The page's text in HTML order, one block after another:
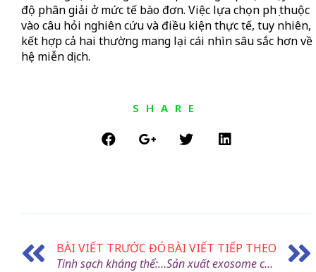
độ phân giải ở mức tế bào đơn. Việc lựa chọn phụ thuộc
vào câu hỏi nghiên cứu và điều kiện thực tế, tuy nhiên,
kết hợp cả hai thường mang lại cái nhìn sâu sắc hơn về
hệ miễn dịch.
SHARE
BÀI VIẾT TRƯỚC ĐÓ
Tinh sạch kháng thể: Phương pháp sắc ký và chiến lược lựa chọn resin
BÀI VIẾT TIẾP THEO
Sản xuất exosome có khả năng mở rộng và Hiệu suất cao bằng cách sử dụng bioreactor giá thể cố định có cấu trúc